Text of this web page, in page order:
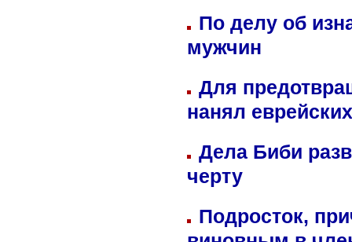
По делу об
мужчин
Для
нанял
Дела Биби
черту
Подросток,